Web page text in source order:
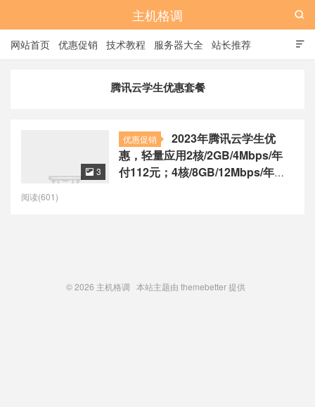
主机格调

网站首页 优惠促销 技术教程 服务器大全 站长推荐

腾讯云学生优惠套餐
优惠促销
2023年腾讯云学生优
惠，轻量应用2核/2GB/4Mbps/年
付112元；4核/8GB/12Mbps/年付
 3
阅读(601)
© 2026 主机格调 本站主题由 themebetter提供